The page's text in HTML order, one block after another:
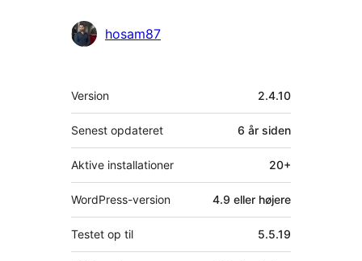
hosam87
Meta
Version 2.4.10
Senest opdateret 6 år siden
Aktive installationer 20+
WordPress-version 4.9 eller højere
Testet op til 5.5.19